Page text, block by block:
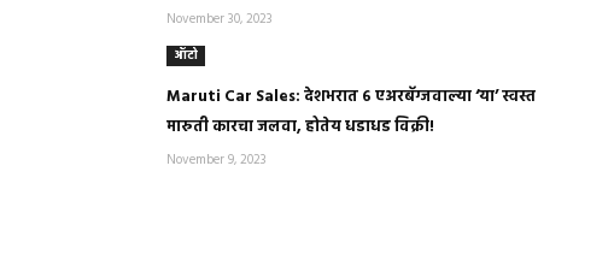
November 30, 2023
ऑटो
Maruti Car Sales: देशभरात ६ एअरबॅग्जवाल्या ‘या’ स्वस्त
मारुती कारचा जलवा, होतेय धडाधड विक्री!
November 9, 2023